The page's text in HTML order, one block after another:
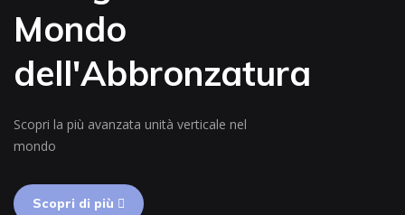
Mondo
dell'Abbronzatura
Scopri la più avanzata unità verticale nel
mondo
Scopri di più